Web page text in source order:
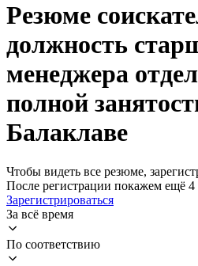
Резюме
должность
менеджера
полной
Балаклаве
Чтобы видеть все резюме,
После регистрации покажем ещё
Зарегистрироваться
За всё время
По соответствию